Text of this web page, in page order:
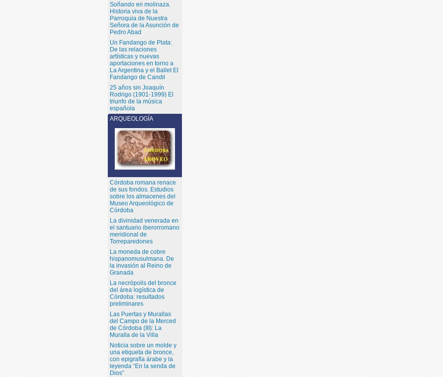
ARQUEOLOGÍA
Córdoba romana renace
de sus fondos. Estudios
sobre los almacenes del
Museo Arqueológico de
Córdoba
La divinidad venerada en
el santuario iberorromano
meridional de
Torreparedones
La moneda de cobre
hispanomusulmana. De
la invasión al Reino de
Granada
La necrópolis del bronce
del área logística de
Córdoba: resultados
preliminares
Las Puertas y Murallas
del Campo de la Merced
de Córdoba (III): La
Muralla de la Villa
Noticia sobre un molde y
una etiqueta de bronce,
con epigrafía árabe y la
leyenda “En la senda de
Dios”
Soñando en molinaza.
Historia viva de la
Parroquia de Nuestra
Señora de la Asunción de
Pedro Abad
Un Fandango de Plata:
De las relaciones
artísticas y nuevas
aportaciones en torno a
La Argentina y el Ballet El
Fandango de Candil
25 años sin Joaquín
Rodrigo (1901-1999) El
triunfo de la música
española